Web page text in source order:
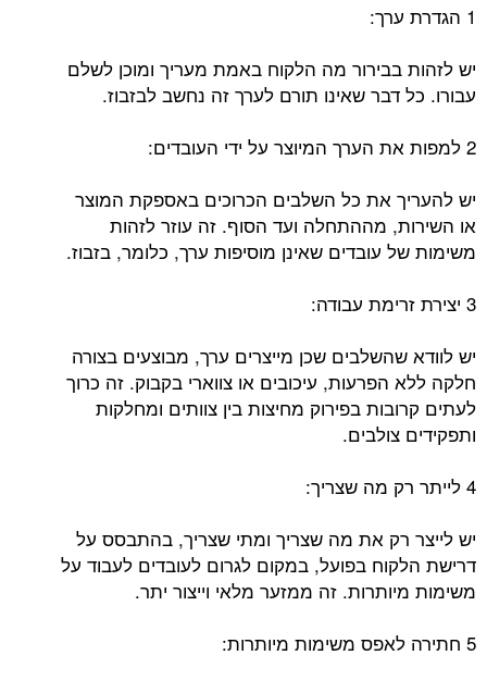
1 הגדרת ערך:
יש לזהות בבירור מה הלקוח באמת מעריך ומוכן לשלם
עבורו. כל דבר שאינו תורם לערך זה נחשב לבזבוז.
2 למפות את הערך המיוצר על ידי העובדים:
יש להעריך את כל השלבים הכרוכים באספקת המוצר
או השירות, מההתחלה ועד הסוף. זה עוזר לזהות
משימות של עובדים שאינן מוסיפות ערך, כלומר, בזבוז.
3 יצירת זרימת עבודה:
יש לוודא שהשלבים שכן מייצרים ערך, מבוצעים בצורה
חלקה ללא הפרעות, עיכובים או צווארי בקבוק. זה כרוך
לעתים קרובות בפירוק מחיצות בין צוותים ומחלקות
ותפקידים צולבים.
4 לייתר רק מה שצריך:
יש לייצר רק את מה שצריך ומתי שצריך, בהתבסס על
דרישת הלקוח בפועל, במקום לגרום לעובדים לעבוד על
משימות מיותרות. זה ממזער מלאי וייצור יתר.
5 חתירה לאפס משימות מיותרות: